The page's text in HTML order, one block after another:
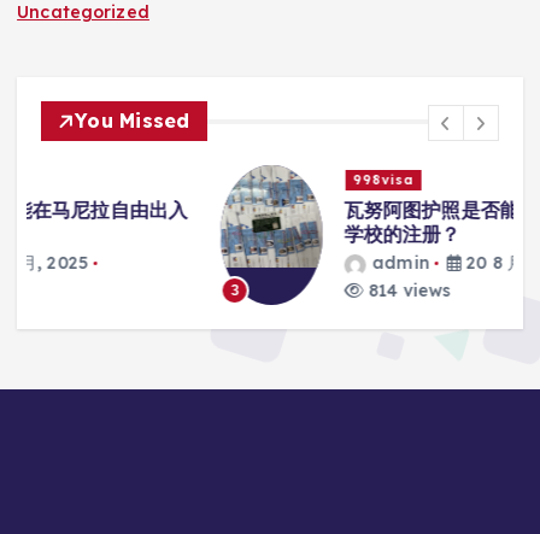
Uncategorized
You Missed
998visa
瓦努阿图护照是否能在马尼拉使用国际
学校的注册？
admin
20 8 月, 2025
814 views